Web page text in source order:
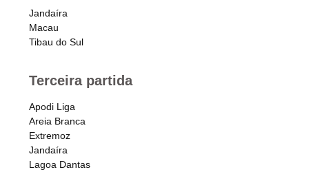
Links
Resoluções
Jandaíra
Macau
Tibau do Sul
Terceira partida
Apodi Liga
Areia Branca
Extremoz
Jandaíra
Lagoa Dantas